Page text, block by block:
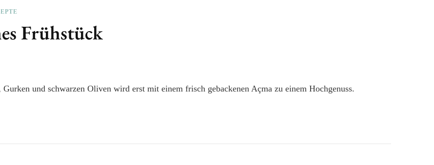
Frühstück
und schwarzen Oliven wird erst mit einem frisch gebackenen Açma zu einem Hochgenuss.